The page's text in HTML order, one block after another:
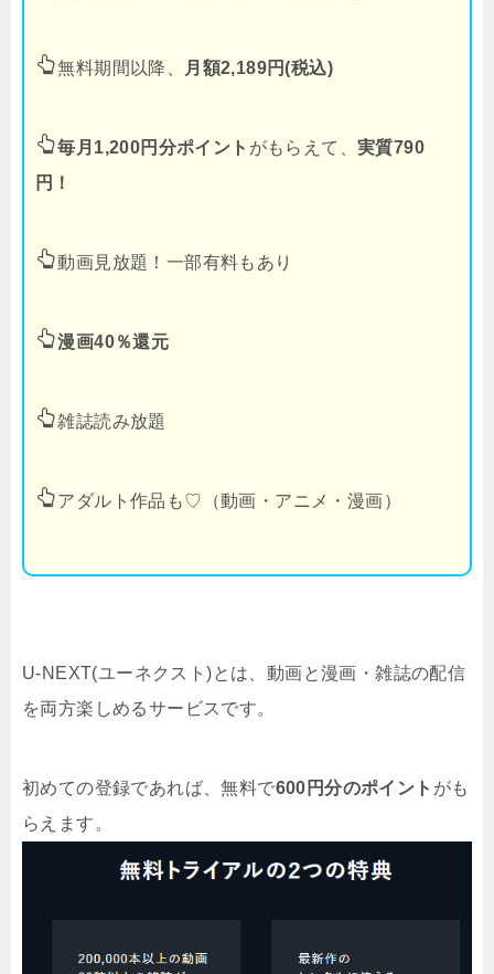
無料期間以降、 月額2,189円(税込)
毎月1,200円分ポイント がもらえて、実質790
円！
動画見放題！一部有料もあり
漫画40％還元
雑誌読み放題
アダルト作品も♡（動画・アニメ・漫画）
U-NEXT(ユーネクスト)とは、動画と漫画・雑誌の配信
を両方楽しめるサービスです。
初めての登録であれば、無料で600円分のポイント がも
らえます。